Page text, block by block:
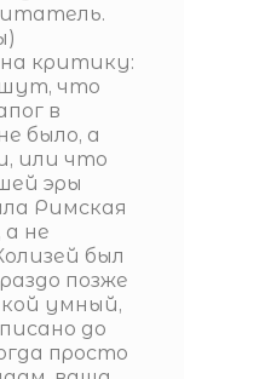
критику:
что
в
было, а
или что
эры
Римская
а не
был
позже
умный,
до
просто